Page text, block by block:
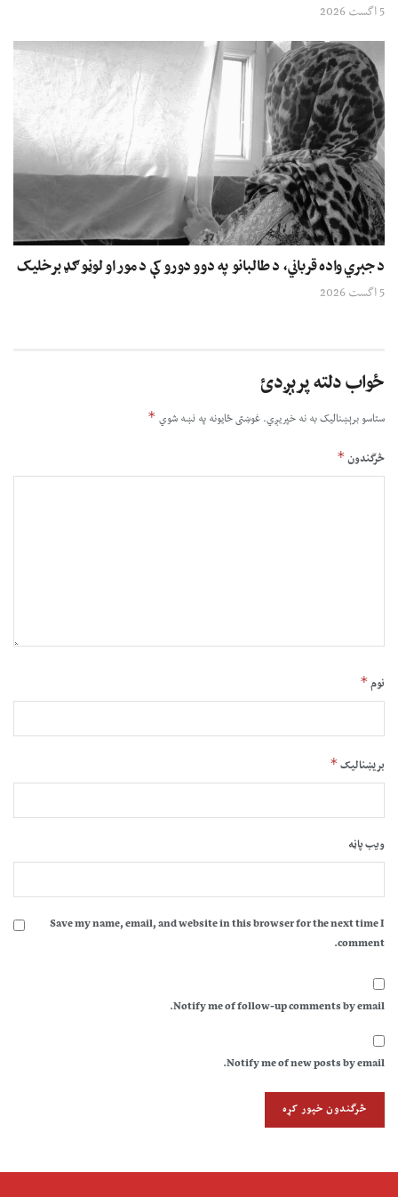
5 اگست 2026
د جبري واده قرباني، د طالبانو په دوو دورو کې د مور او لوڼو ګډ برخلیک
5 اگست 2026
ځواب دلته پرېږدئ
ستاسو برېښناليک به نه خپريږي.غوښتى ځایونه په نښه شوي *
څرگندون*
نوم*
بریښنالیک*
ویب پاڼه
Save my name, email, and website in this browser for the next time I
comment.
Notify me of follow-up comments by email.
Notify me of new posts by email.